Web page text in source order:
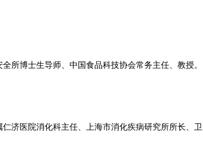
所博士生导师、中国食品科技协会常务主任、教授。
济医院消化科主任、上海市消化疾病研究所所长、卫